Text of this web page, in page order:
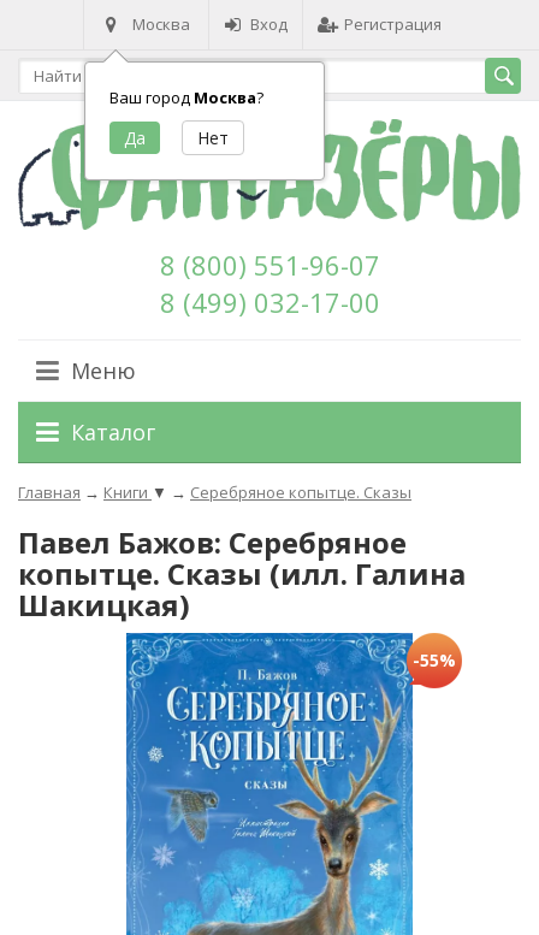
Москва
Ваш город Москва?
Вход Регистрация
8 (800) 551-96-07
8 (499) 032-17-00
Меню
Каталог
Главная → Книги ▼ → Серебряное копытце. Сказы
Павел Бажов: Серебряное
копытце. Сказы (илл. Галина
Шакицкая)
-55%